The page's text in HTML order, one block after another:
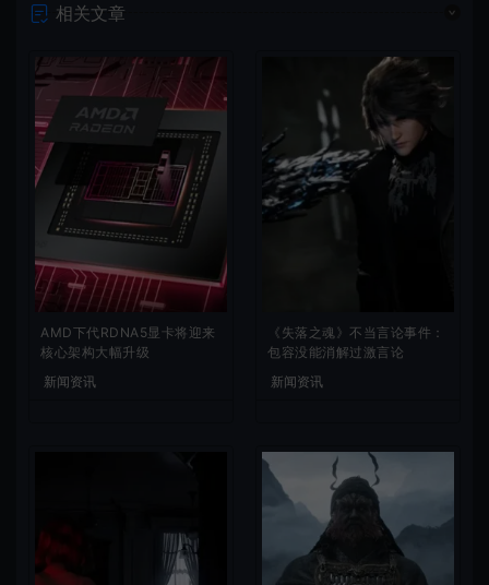
相关文章
AMD下代RDNA5显卡将迎来
核心架构大幅升级
新闻资讯
《失落之魂》不当言论事件：
包容没能消解过激言论
新闻资讯